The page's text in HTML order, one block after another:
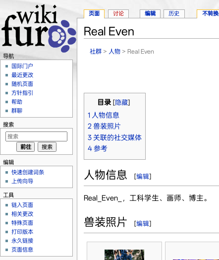
Real Even
社群 > 人物 > Real Even
目录 [隐藏]
1 人物信息
2 兽装照片
3 关联的社交媒体
4 参考
人物信息 [编辑]
Real_Even_，工科学生、画师、博主。
兽装照片 [编辑]
页面 讨论 编辑 历史 不转换
导航
国际门户
最近更改
随机页面
方针指引
帮助
群聊
搜索
编辑
快速创建词条
上传向导
工具
链入页面
相关更改
特殊页面
打印版本
永久链接
页面信息